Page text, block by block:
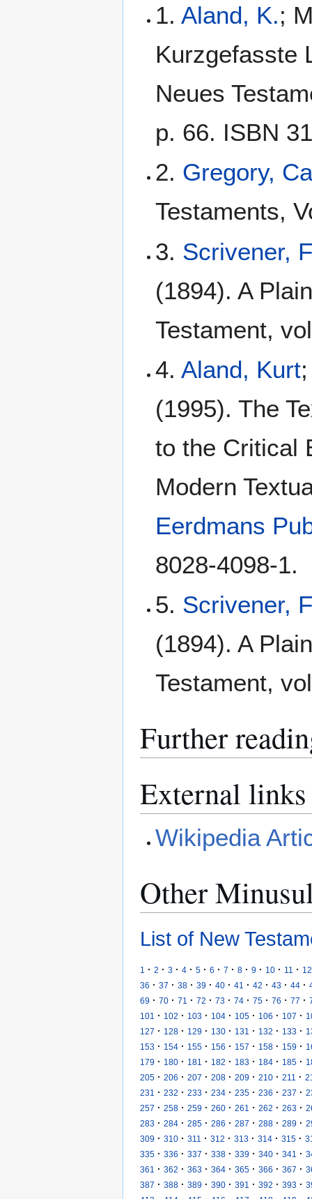
1. Aland, K.;
Kurzgefasste
Neues
p. 66. ISBN
2. Gregory,
Testaments,
3. Scrivener,
(1894). A
Testament,
4.Aland, Kurt
(1995). The
to the Critical
Modern
Eerdmans
8028-4098-1.
5. Scrivener,
(1894). A
Testament,
Further
External links
Wikipedia
Other
List of New
1 · 2 · 3 · 4 · 5 · 6 · 7 · 8 · 9 · 10 · 11 · 12
36 · 37 · 38 · 39 · 40 · 41 · 42 · 43 · 44 ·
69 · 70 · 71 · 72 · 73 · 74 · 75 · 76 · 77 ·
101
· 102 · 103 · 104 · 105 · 106 · 107 ·
127 · 128 · 129 · 130 · 131 · 132 · 133 ·
153 · 154 · 155 · 156 · 157 · 158 · 159 ·
179 · 180 · 181 · 182 · 183 · 184 · 185 ·
205 · 206 · 207 · 208 · 209 · 210 · 211 ·
231
· 232 · 233 · 234 · 235 · 236 · 237 ·
257 · 258 · 259 · 260 · 261 · 262 · 263 ·
283 · 284 · 285 · 286 · 287 · 288 · 289 ·
309 · 310 · 311 · 312 · 313 · 314 · 315 ·
335 · 336 · 337 · 338 · 339 · 340 · 341 ·
361
· 362 · 363 · 364 · 365 · 366 · 367 ·
387 · 388 · 389 · 390 · 391 · 392 · 393 ·